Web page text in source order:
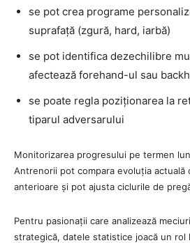
se pot crea programe
suprafață (zgură, hard, iarbă)
se pot identifica dezechilibre
afectează forehand-ul sau
se poate regla poziționarea la
tiparul adversarului
Monitorizarea progresului pe termen
Antrenorii pot compara evoluția actuală
anterioare și pot ajusta ciclurile de
Pentru pasionații care analizează
strategică, datele statistice joacă un rol